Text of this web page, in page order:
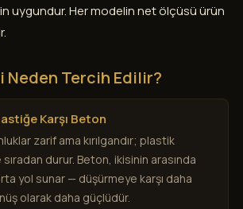
uygundur. Her modelin net ölçüsü ürün
Neden Tercih Edilir?
Karşı Beton
zarif ama kırılgandır; plastik
durur. Beton, ikisinin arasında
yol sunar — düşürmeye karşı daha
olarak daha güçlüdür.